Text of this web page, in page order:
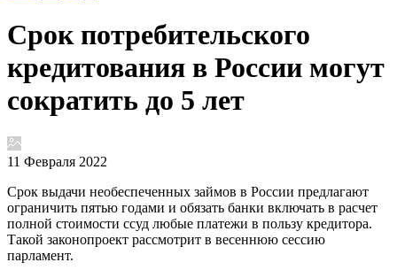
Срок потребительского
кредитования в России могут
сократить до 5 лет
11 Февраля 2022
Срок выдачи необеспеченных займов в России предлагают
ограничить пятью годами и обязать банки включать в расчет
полной стоимости ссуд любые платежи в пользу кредитора.
Такой законопроект рассмотрит в весеннюю сессию
парламент.